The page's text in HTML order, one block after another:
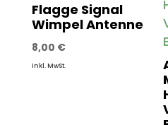
Flagge Signal
Wimpel Antenne
8,00 €
inkl. MwSt.